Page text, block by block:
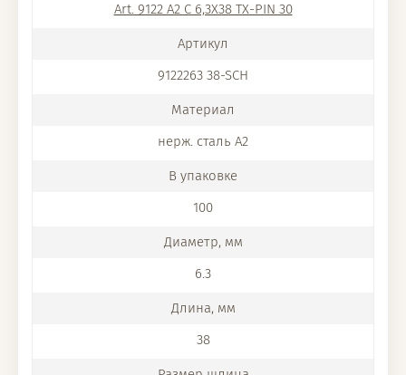
Art. 9122 A2 C 6,3X38 TX-PIN 30
9122263 38-SCH
нерж. сталь A2
100
6.3
38